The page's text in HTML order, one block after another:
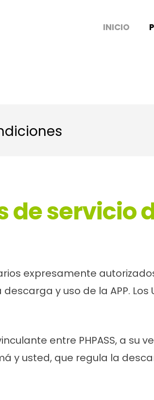
INICIO
servicio
expresamente
y uso de la APP.
entre PHPASS, a su
y usted, que regula la